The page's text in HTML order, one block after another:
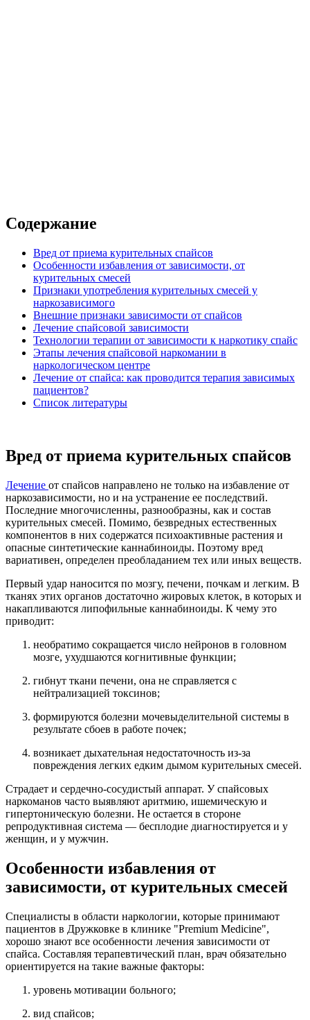
Содержание
Вред от приема курительных спайсов
Особенности избавления от зависимости, от
курительных смесей
Признаки употребления курительных смесей у
наркозависимого
Внешние признаки зависимости от спайсов
Лечение спайсовой зависимости
Технологии терапии от зависимости к наркотику спайс
Этапы лечения спайсовой наркомании в
наркологическом центре
Лечение от спайса: как проводится терапия зависимых
пациентов?
Список литературы
Вред от приема курительных спайсов
Лечение от спайсов направлено не только на избавление от
наркозависимости, но и на устранение ее последствий.
Последние многочисленны, разнообразны, как и состав
курительных смесей. Помимо, безвредных естественных
компонентов в них содержатся психоактивные растения и
опасные синтетические каннабиноиды. Поэтому вред
вариативен, определен преобладанием тех или иных веществ.
Первый удар наносится по мозгу, печени, почкам и легким. В
тканях этих органов достаточно жировых клеток, в которых и
накапливаются липофильные каннабиноиды. К чему это
приводит:
необратимо сокращается число нейронов в головном
мозге, ухудшаются когнитивные функции;
гибнут ткани печени, она не справляется с
нейтрализацией токсинов;
формируются болезни мочевыделительной системы в
результате сбоев в работе почек;
возникает дыхательная недостаточность из-за
повреждения легких едким дымом курительных смесей.
Страдает и сердечно-сосудистый аппарат. У спайсовых
наркоманов часто выявляют аритмию, ишемическую и
гипертоническую болезни. Не остается в стороне
репродуктивная система — бесплодие диагностируется и у
женщин, и у мужчин.
Особенности избавления от
зависимости, от курительных смесей
Специалисты в области наркологии, которые принимают
пациентов в Дружковке в клинике "Premium Medicine",
хорошо знают все особенности лечения зависимости от
спайса. Составляя терапевтический план, врач обязательно
ориентируется на такие важные факторы:
уровень мотивации больного;
вид спайсов;